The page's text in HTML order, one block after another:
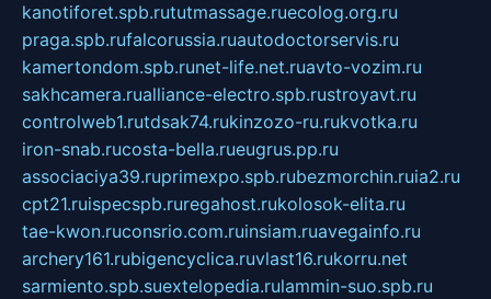
kanotiforet.spb.rututmassage.ruecolog.org.ru
praga.spb.rufalcorussia.ruautodoctorservis.ru
kamertondom.spb.runet-life.net.ruavto-vozim.ru
sakhcamera.rualliance-electro.spb.rustroyavt.ru
controlweb1.rutdsak74.rukinzozo-ru.rukvotka.ru
iron-snab.rucosta-bella.rueugrus.pp.ru
associaciya39.ruprimexpo.spb.rubezmorchin.ruia2.ru
cpt21.ruispecspb.ruregahost.rukolosok-elita.ru
tae-kwon.ruconsrio.com.ruinsiam.ruavegainfo.ru
archery161.rubigencyclica.ruvlast16.rukorru.net
sarmiento.spb.suextelopedia.rulammin-suo.spb.ru